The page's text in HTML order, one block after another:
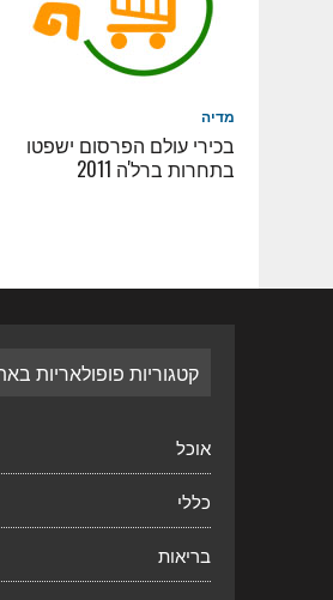
מדיה
בכירי עולם הפרסום ישפטו
בתחרות ברל'ה 2011
קטגוריות פופולאריות
אוכל
כללי
בריאות